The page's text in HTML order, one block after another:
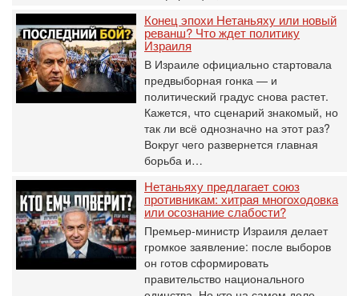
Конец эпохи Нетаньяху или новый
реванш? Что ждет политику
Израиля
В Израиле официально стартовала
предвыборная гонка — и
политический градус снова растет.
Кажется, что сценарий знакомый, но
так ли всё однозначно на этот раз?
Вокруг чего развернется главная
борьба и…
Нетаньяху предлагает союз
противникам: хитрая многоходовка
или осознание слабости?
Премьер-министр Израиля делает
громкое заявление: после выборов
он готов сформировать
правительство национального